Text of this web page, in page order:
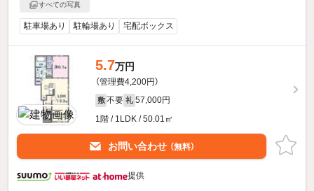
すべての写真
駐車場あり 駐輪場あり 宅配ボックス
5.7万円
（管理費4,200円）
敷 不要 礼 57,000円
1階 / 1LDK / 50.01㎡
お問い合わせ （無料）
提供